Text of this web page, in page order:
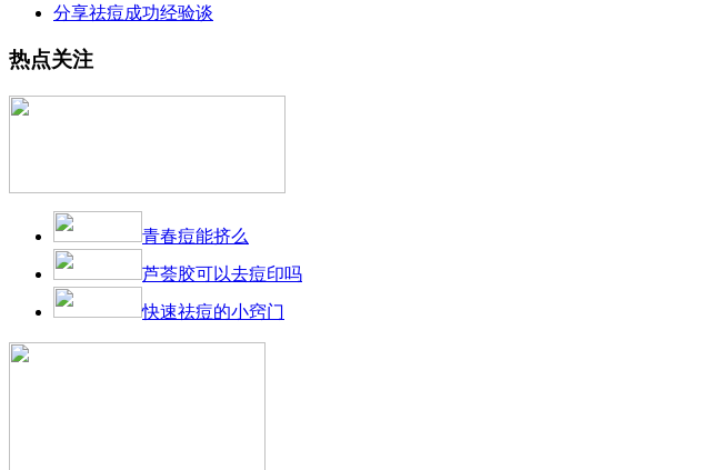
分享祛痘成功经验谈
热点关注
青春痘能挤么
芦荟胶可以去痘印吗
快速祛痘的小窍门